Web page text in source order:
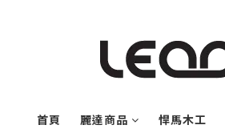
首頁 麗達商品 悍馬木工